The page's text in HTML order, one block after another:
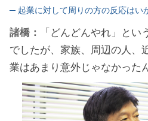
─ 起業に対して周りの方の反応はい
諸橋：
「どんどんやれ」と
でしたが、家族、周辺の人、
業はあまり意外じゃなかった